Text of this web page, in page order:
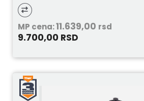
MP cena:11.639,00 rsd
9.700,00 RSD